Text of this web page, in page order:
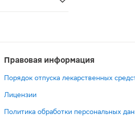
Правовая информация
Порядок отпуска лекарственных
Лицензии
Политика обработки персональных